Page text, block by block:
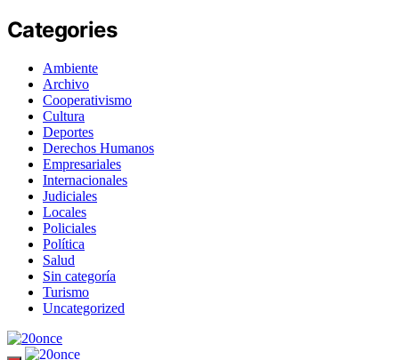
Categories
Ambiente
Archivo
Cooperativismo
Cultura
Deportes
Derechos Humanos
Empresariales
Internacionales
Judiciales
Locales
Policiales
Política
Salud
Sin categoría
Turismo
Uncategorized